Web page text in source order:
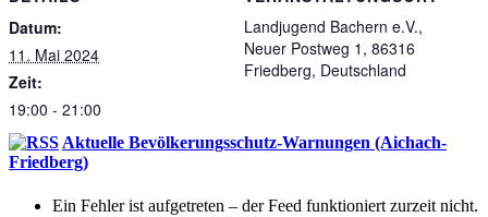
Datum:
11. Mai 2024
Zeit:
19:00 - 21:00
Landjugend Bachern e.V.,
Neuer Postweg 1, 86316
Friedberg, Deutschland
Aktuelle Bevölkerungsschutz-Warnungen (Aichach-
Friedberg)
Ein Fehler ist aufgetreten – der Feed funktioniert zurzeit nicht.